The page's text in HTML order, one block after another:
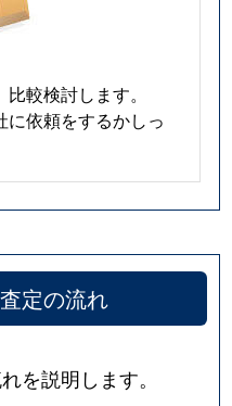
較検討します。
依頼をするかしっ
定の流れ
を説明します。